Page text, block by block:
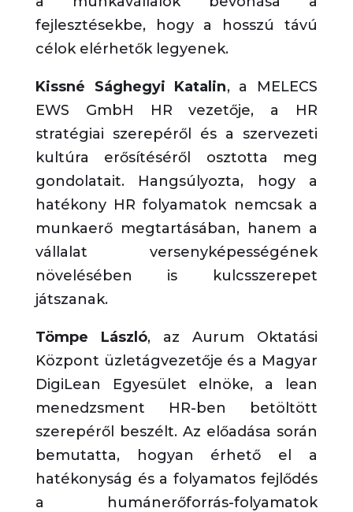
fejlesztésekbe, hogy a hosszú távú
célok elérhetők legyenek.
Kissné Sághegyi Katalin, a MELECS
EWS GmbH HR vezetője, a HR
stratégiai szerepéről és a szervezeti
kultúra erősítéséről osztotta meg
gondolatait. Hangsúlyozta, hogy a
hatékony HR folyamatok nemcsak a
munkaerő megtartásában, hanem a
vállalat versenyképességének
növelésében is kulcsszerepet
játszanak.
Tömpe László, az Aurum Oktatási
Központ üzletágvezetője és a Magyar
DigiLean Egyesület elnöke, a lean
menedzsment HR-ben betöltött
szerepéről beszélt. Az előadása során
bemutatta, hogyan érhető el a
hatékonyság és a folyamatos fejlődés
a humánerőforrás-folyamatok